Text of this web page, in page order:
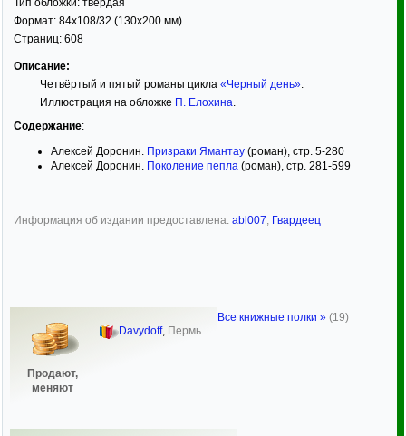
Тип обложки: твёрдая
Формат: 84x108/32 (130x200 мм)
Страниц: 608
Описание:
Четвёртый и пятый романы цикла «Черный день».
Иллюстрация на обложке П. Елохина.
Содержание:
Алексей Доронин. Призраки Ямантау (роман), стр. 5-280
Алексей Доронин. Поколение пепла (роман), стр. 281-599
Информация об издании предоставлена: abl007, Гвардеец
Продают,
меняют
Davydoff, Пермь
Все книжные полки » (19)